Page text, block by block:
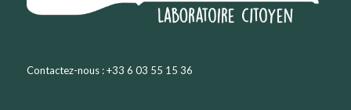
Contactez-nous : +33 6 03 55 15 36